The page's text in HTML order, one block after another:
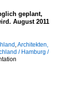
geplant,
August 2011
Architekten,
/ Hamburg /